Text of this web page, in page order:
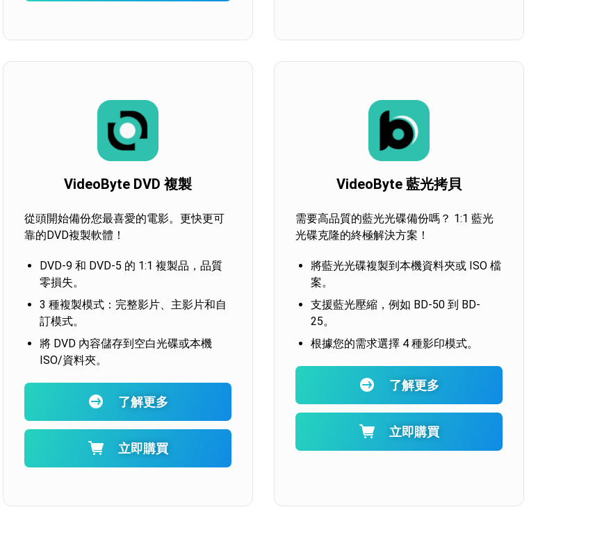
VideoByte DVD 複製
從頭開始備份您最喜愛的電影。更快更可
靠的DVD複製軟體！
DVD-9 和 DVD-5 的 1:1 複製品，品質
零損失。
3 種複製模式：完整影片、主影片和自
訂模式。
將 DVD 內容儲存到空白光碟或本機
ISO/資料夾。
了解更多
立即購買
VideoByte 藍光拷貝
需要高品質的藍光光碟備份嗎？ 1:1 藍光
光碟克隆的終極解決方案！
將藍光光碟複製到本機資料夾或 ISO 檔
案。
支援藍光壓縮，例如 BD-50 到 BD-
25。
根據您的需求選擇 4 種影印模式。
了解更多
立即購買